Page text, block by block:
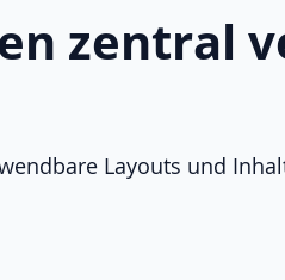
zentral
Layouts und